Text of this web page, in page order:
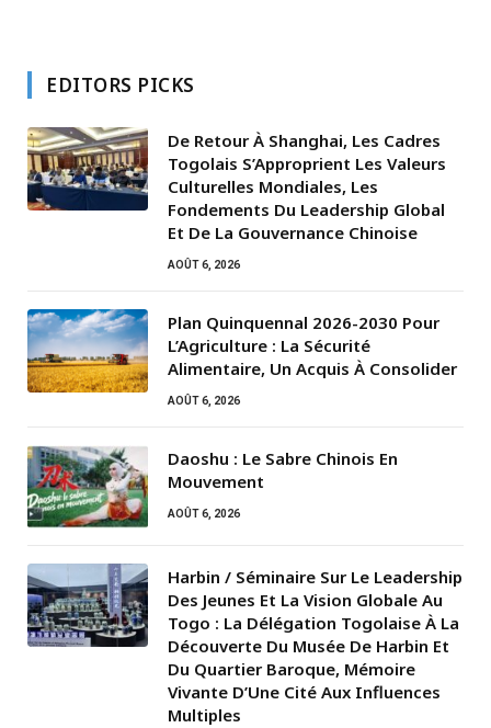
EDITORS PICKS
De Retour À Shanghai, Les Cadres
Togolais S’Approprient Les Valeurs
Culturelles Mondiales, Les
Fondements Du Leadership Global
Et De La Gouvernance Chinoise
AOÛT 6, 2026
Plan Quinquennal 2026-2030 Pour
L’Agriculture : La Sécurité
Alimentaire, Un Acquis À Consolider
AOÛT 6, 2026
Daoshu : Le Sabre Chinois En
Mouvement
AOÛT 6, 2026
Harbin / Séminaire Sur Le Leadership
Des Jeunes Et La Vision Globale Au
Togo : La Délégation Togolaise À La
Découverte Du Musée De Harbin Et
Du Quartier Baroque, Mémoire
Vivante D’Une Cité Aux Influences
Multiples